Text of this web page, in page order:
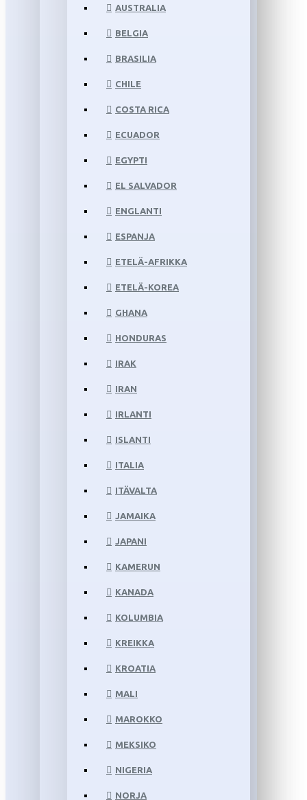
AUSTRALIA
BELGIA
BRASILIA
CHILE
COSTA RICA
ECUADOR
EGYPTI
EL SALVADOR
ENGLANTI
ESPANJA
ETELÄ-AFRIKKA
ETELÄ-KOREA
GHANA
HONDURAS
IRAK
IRAN
IRLANTI
ISLANTI
ITALIA
ITÄVALTA
JAMAIKA
JAPANI
KAMERUN
KANADA
KOLUMBIA
KREIKKA
KROATIA
MALI
MAROKKO
MEKSIKO
NIGERIA
NORJA